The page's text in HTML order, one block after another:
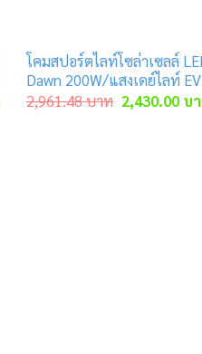
Current
price
โคมสปอร์ตไลท์โซล่าเซลล์
Dawn 200W/แสงเดย์ไลท์
2,961.48บาท Original
price
2,430.00บ